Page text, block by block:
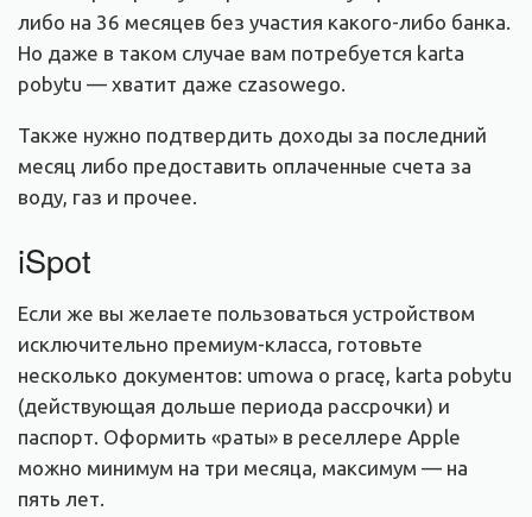
либо на 36 месяцев без участия какого-либо банка.
Но даже в таком случае вам потребуется karta
pobytu — хватит даже czasowego.
Также нужно подтвердить доходы за последний
месяц либо предоставить оплаченные счета за
воду, газ и прочее.
iSpot
Если же вы желаете пользоваться устройством
исключительно премиум-класса, готовьте
несколько документов: umowa o pracę, karta pobytu
(действующая дольше периода рассрочки) и
паспорт. Оформить «раты» в реселлере Apple
можно минимум на три месяца, максимум — на
пять лет.